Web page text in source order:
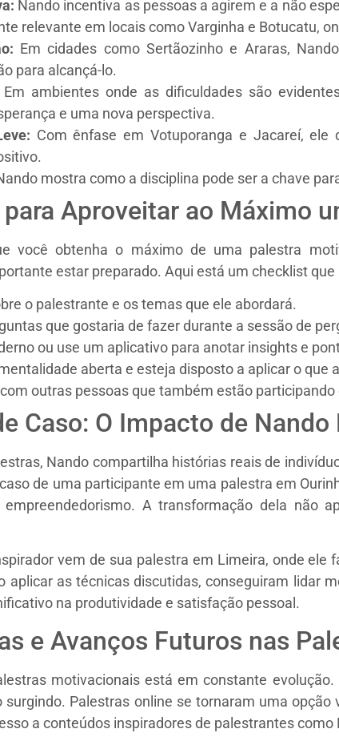
Nando incentiva as pessoas a agirem e a não
relevante em locais como Varginha e Botucatu,
Em cidades como Sertãozinho e Araras,
para alcançá-lo.
Em ambientes onde as dificuldades são
e uma nova perspectiva.
Com ênfase em Votuporanga e Jacareí,
mostra como a disciplina pode ser a chave
Aproveitar ao Máximo
você obtenha o máximo de uma palestra
estar preparado. Aqui está um checklist que
o palestrante e os temas que ele abordará.
que gostaria de fazer durante a sessão de
ou use um aplicativo para anotar insights e
aberta e esteja disposto a aplicar o que
outras pessoas que também estão participando
Caso: O Impacto de Nando
Nando compartilha histórias reais de
de uma participante em uma palestra em
A transformação dela não
vem de sua palestra em Limeira, onde
aplicar as técnicas discutidas, conseguiram lidar
na produtividade e satisfação pessoal.
e Avanços Futuros nas
motivacionais está em constante
surgindo. Palestras online se tornaram uma
a conteúdos inspiradores de palestrantes como